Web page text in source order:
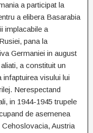
a participat la
a elibera Basarabia
implacabile a
pana la
Germaniei in august
a constituit un
infaptuirea visului lui
Nerespectand
in 1944-1945 trupele
de asemenea
Austria